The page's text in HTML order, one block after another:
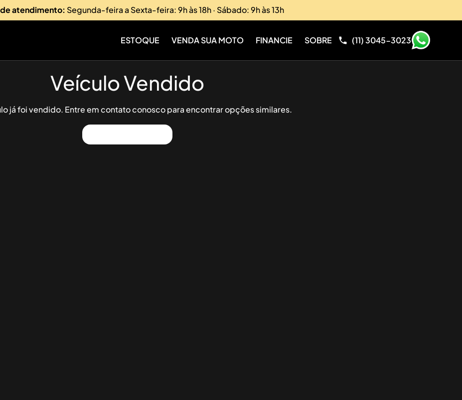
atendimento: Segunda-feira a Sexta-feira: 9h às 18h · Sábado: 9h às 13h
ESTOQUE VENDA SUA MOTO FINANCIE SOBRE (11) 3045-3023
Veículo Vendido
já foi vendido. Entre em contato conosco para encontrar opções similares.